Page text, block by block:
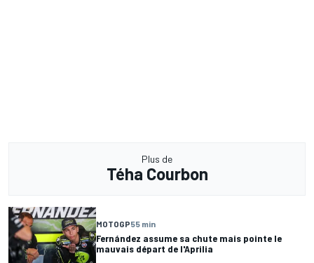
Plus de
Téha Courbon
MOTOGP55 min
Fernández assume sa chute mais pointe le
mauvais départ de l'Aprilia